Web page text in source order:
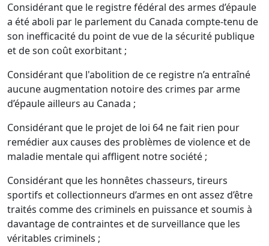
Considérant que le registre fédéral des armes d’épaule
a été aboli par le parlement du Canada compte-tenu de
son inefficacité du point de vue de la sécurité publique
et de son coût exorbitant ;
Considérant que l'abolition de ce registre n’a entraîné
aucune augmentation notoire des crimes par arme
d’épaule ailleurs au Canada ;
Considérant que le projet de loi 64 ne fait rien pour
remédier aux causes des problèmes de violence et de
maladie mentale qui affligent notre société ;
Considérant que les honnêtes chasseurs, tireurs
sportifs et collectionneurs d’armes en ont assez d’être
traités comme des criminels en puissance et soumis à
davantage de contraintes et de surveillance que les
véritables criminels ;